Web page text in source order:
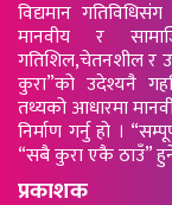
विद्यमान
मानवीय र
गतिशिल,चेतनशील र
कुरा”को उदेश्यनै
तथ्यको आधारमा
निर्माण गर्नु हो ।
“सबै कुरा एकै ठाउँ”
प्रकाशक